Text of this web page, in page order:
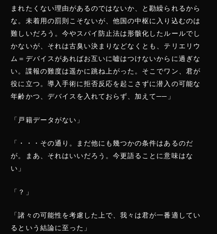
まれたくない理由があるのではないか、と勘繰られるから
な。未着用の罰則こそないが、他国の中枢に入り込むのは
難しいだろう。今やスパイ防止法は形骸化したルールでし
かないが、それは古臭い決まりなどなくとも、テリエリウ
ム＝デバイスがあればお互いに嘘はつけないからに過ぎな
い。諜報の難度は遥かに跳ね上がった。そこでワン、君が
役に立つ。導入手術に拒否反応を起こさずに潜入の可能な
年齢かつ、デバイスを入れておらず、加えて──」
「戸籍データがない」
「・・・その通り。まだ他にも幾つかの条件はあるのだ
が。まあ、それはいいだろう。今更語ることに意味はな
い」
「？」
「諸々の可能性を考慮した上で、我々は君が一番適してい
るという結論に至った」